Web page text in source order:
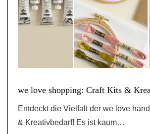
we love shopping: Craft Kits &
Entdeckt die Vielfalt der we love
& Kreativbedarf! Es ist kaum…